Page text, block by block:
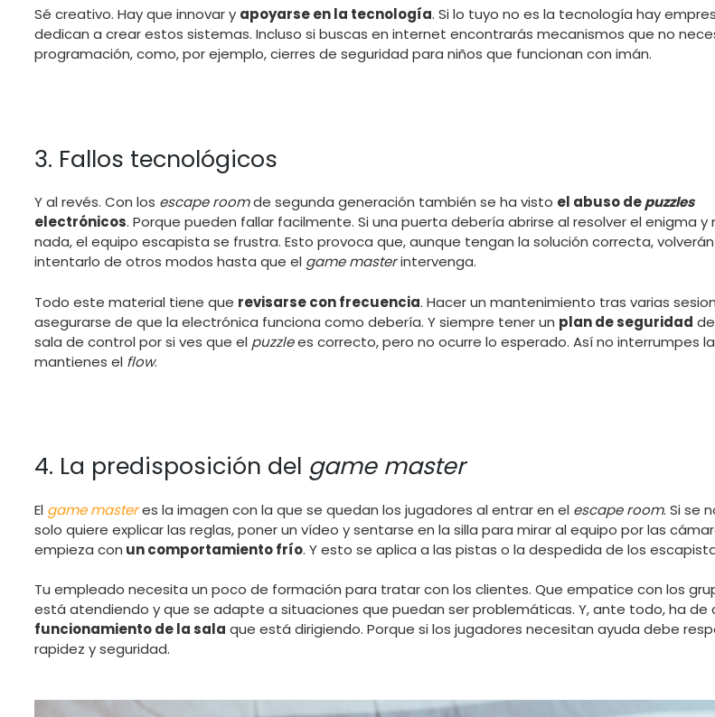
Sé creativo. Hay que innovar y apoyarse en la tecnología. Si lo tuyo no es la tecnología hay
dedican a crear estos sistemas. Incluso si buscas en internet encontrarás mecanismos que no
programación, como, por ejemplo, cierres de seguridad para niños que funcionan con imán.
3. Fallos tecnológicos
Y al revés. Con los escape roomde segunda generación también se ha visto el abuso depuzzles
electrónicos. Porque pueden fallar facilmente. Si una puerta debería abrirse al resolver el enigma y
nada, el equipo escapista se frustra. Esto provoca que, aunque tengan la solución correcta,
intentarlo de otros modos hasta que el game masterintervenga.
Todo este material tiene que revisarse con frecuencia. Hacer un mantenimiento tras varias
asegurarse de que la electrónica funciona como debería. Y siempre tener un plan de seguridad
sala de control por si ves que el puzzlees correcto, pero no ocurre lo esperado. Así no interrumpes
mantienes el flow.
4. La predisposición del game master
El game masteres la imagen con la que se quedan los jugadores al entrar en el escape room. Si se
solo quiere explicar las reglas, poner un vídeo y sentarse en la silla para mirar al equipo por las
empieza con un comportamiento frío. Y esto se aplica a las pistas o la despedida de los
Tu empleado necesita un poco de formación para tratar con los clientes. Que empatice con los
está atendiendo y que se adapte a situaciones que puedan ser problemáticas. Y, ante todo, ha de
funcionamiento de la sala que está dirigiendo. Porque si los jugadores necesitan ayuda debe
rapidez y seguridad.